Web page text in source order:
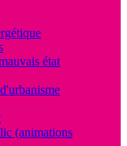
état
(animations